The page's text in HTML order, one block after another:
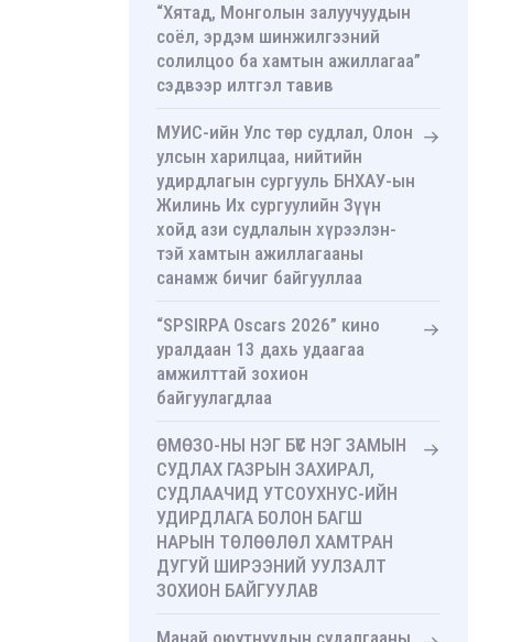
“Хятад, Монголын залуучуудын
соёл, эрдэм шинжилгээний
солилцоо ба хамтын ажиллагаа”
сэдвээр илтгэл тавив
МУИС-ийн Улс төр судлал, Олон
улсын харилцаа, нийтийн
удирдлагын сургууль БНХАУ-ын
Жилинь Их сургуулийн Зүүн
хойд ази судлалын хүрээлэн-
тэй хамтын ажиллагааны
санамж бичиг байгууллаа
“SPSIRPA Oscars 2026” кино
уралдаан 13 дахь удаагаа
амжилттай зохион
байгуулагдлаа
ӨМӨЗО-НЫ НЭГ БҮС НЭГ ЗАМЫН
СУДЛАХ ГАЗРЫН ЗАХИРАЛ,
СУДЛААЧИД УТСОУХНУС-ИЙН
УДИРДЛАГА БОЛОН БАГШ
НАРЫН ТӨЛӨӨЛӨЛ ХАМТРАН
ДУГУЙ ШИРЭЭНИЙ УУЛЗАЛТ
ЗОХИОН БАЙГУУЛАВ
Манай оюутнуудын судалгааны